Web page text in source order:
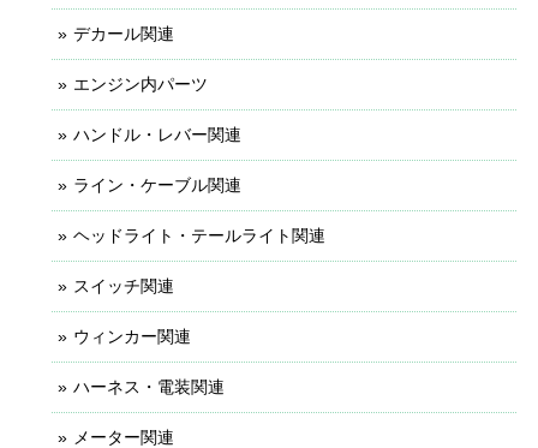
デカール関連
エンジン内パーツ
ハンドル・レバー関連
ライン・ケーブル関連
ヘッドライト・テールライト関連
スイッチ関連
ウィンカー関連
ハーネス・電装関連
メーター関連